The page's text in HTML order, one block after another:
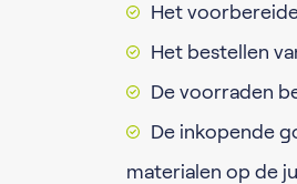
Het
Het bestellen
De voorraden
De inkopende
materialen op de